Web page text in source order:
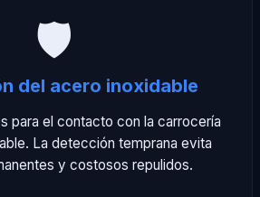
🛡️
del acero inoxidable
para el contacto con la carrocería
La detección temprana evita
y costosos repulidos.